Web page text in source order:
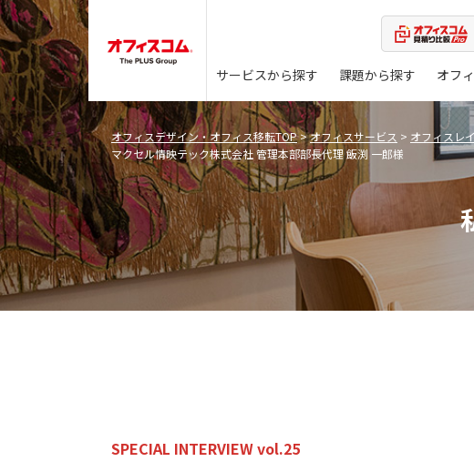
サービスから探す 課題から探す オフ
オフィスデザイン・オフィス移転TOP>オフィスサービス > オフィスレ
マクセル情映テック株式会社 管理本部部長代理 飯渕 一郎様
SPECIAL INTERVIEW vol.25